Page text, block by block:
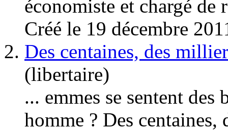
économiste et chargé
Créé le 19 décembre
2. Des centaines, des
(libertaire)
... emmes se sentent
homme ? Des